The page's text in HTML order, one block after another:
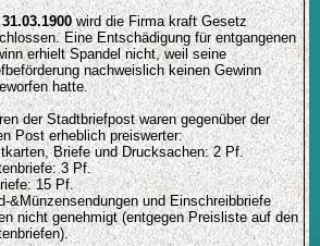
31.03.1900wird die Firma kraft Gesetz
Eine Entschädigung für entgangenen
erhielt Spandel nicht, weil seine
nachweislich keinen Gewinn
hatte.
der Stadtbriefpost waren gegenüber der
Post erheblich preiswerter:
Briefe und Drucksachen: 2 Pf.
3 Pf.
15 Pf.
&Münzensendungen und Einschreibbriefe
nicht genehmigt (entgegen Preisliste auf den